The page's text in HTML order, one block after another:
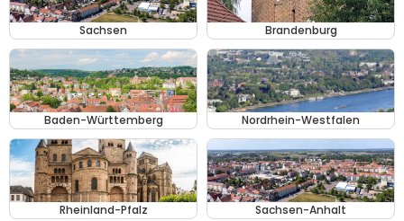
Sachsen Brandenburg
Baden-Württemberg Nordrhein-Westfalen
Rheinland-Pfalz Sachsen-Anhalt